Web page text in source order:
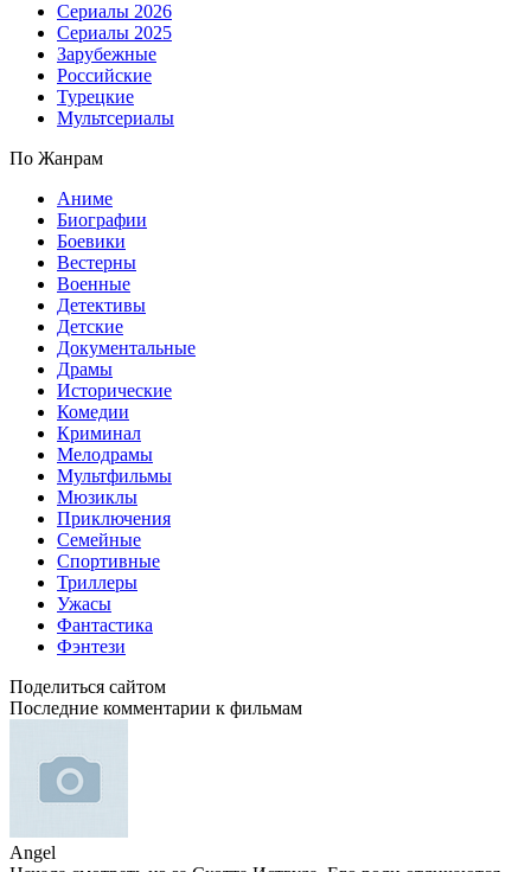
Сериалы 2026
Сериалы 2025
Зарубежные
Российские
Турецкие
Мультсериалы
По Жанрам
Аниме
Биографии
Боевики
Вестерны
Военные
Детективы
Детские
Документальные
Драмы
Исторические
Комедии
Криминал
Мелодрамы
Мультфильмы
Мюзиклы
Приключения
Семейные
Спортивные
Триллеры
Ужасы
Фантастика
Фэнтези
Поделиться сайтом
Последние комментарии к фильмам
Angel